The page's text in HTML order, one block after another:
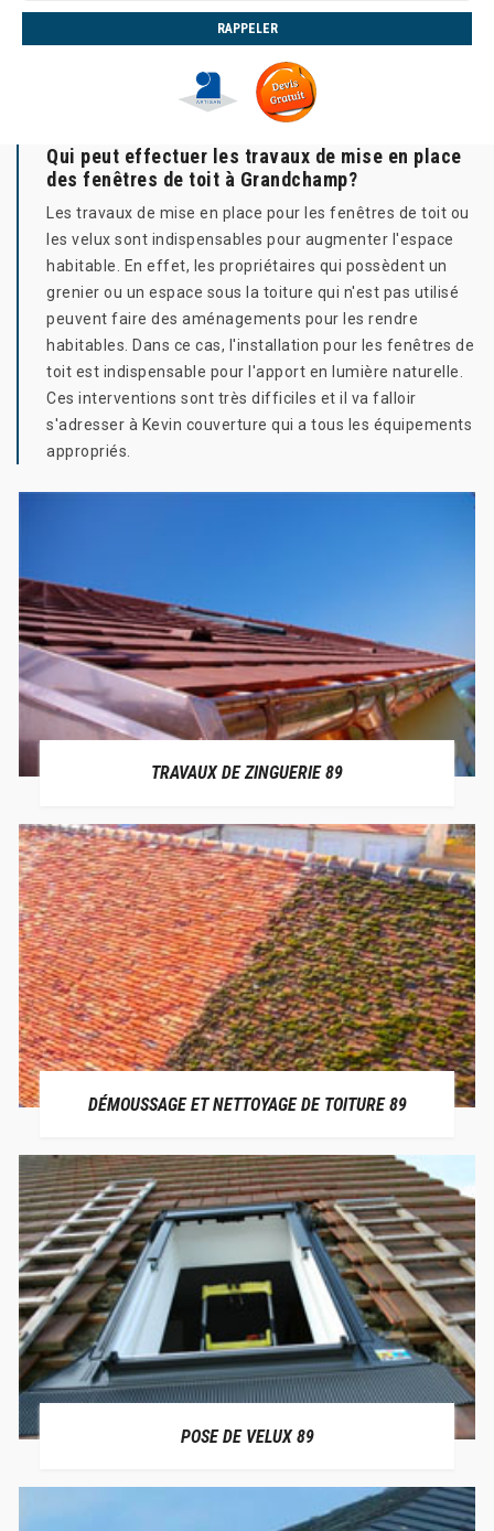
Qui peut effectuer les travaux de mise en place
des fenêtres de toit à Grandchamp?
Les travaux de mise en place pour les fenêtres de toit ou
les velux sont indispensables pour augmenter l'espace
habitable. En effet, les propriétaires qui possèdent un
grenier ou un espace sous la toiture qui n'est pas utilisé
peuvent faire des aménagements pour les rendre
habitables. Dans ce cas, l'installation pour les fenêtres de
toit est indispensable pour l'apport en lumière naturelle.
Ces interventions sont très difficiles et il va falloir
s'adresser à Kevin couverture qui a tous les équipements
appropriés.
TRAVAUX DE ZINGUERIE 89
DÉMOUSSAGE ET NETTOYAGE DE TOITURE 89
POSE DE VELUX 89